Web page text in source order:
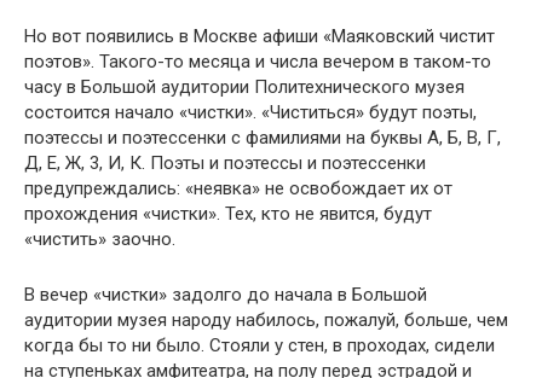
Но вот появились в Москве афиши «Маяковский чистит
поэтов». Такого-то месяца и числа вечером в таком-то
часу в Большой аудитории Политехнического музея
состоится начало «чистки». «Чиститься» будут поэты,
поэтессы и поэтессенки с фамилиями на буквы А, Б, В, Г,
Д, Е, Ж, 3, И, К. Поэты и поэтессы и поэтессенки
предупреждались: «неявка» не освобождает их от
прохождения «чистки». Тех, кто не явится, будут
«чистить» заочно.
В вечер «чистки» задолго до начала в Большой
аудитории музея народу набилось, пожалуй, больше, чем
когда бы то ни было. Стояли у стен, в проходах, сидели
на ступеньках амфитеатра, на полу перед эстрадой и